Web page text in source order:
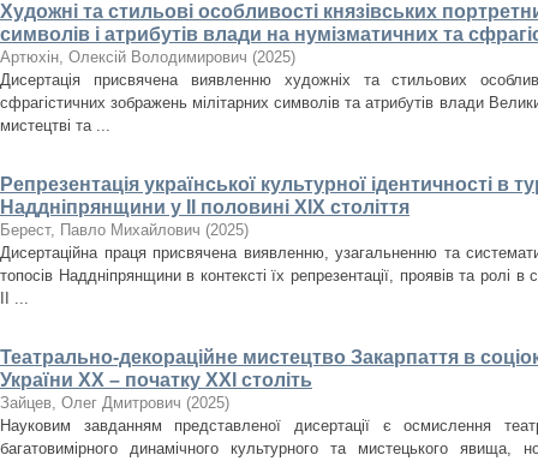
Художні та стильові особливості князівських
символів і атрибутів влади на нумізматичних та
Артюхін, Олексій Володимирович (2025)
Дисертація присвячена виявленню художніх та стильових
сфрагістичних зображень мілітарних символів та атрибутів влади
мистецтві та ...
Репрезентація української культурної ідентичності в
Наддніпрянщини у ІІ половині XIX століття
Берест, Павло Михайлович (2025)
Дисертаційна праця присвячена виявленню, узагальненню та
топосів Наддніпрянщини в контексті їх репрезентації, проявів та ролі в
ІІ ...
Театрально-декораційне мистецтво Закарпаття в
України ХХ – початку ХХІ століть
Зайцев, Олег Дмитрович (2025)
Науковим завданням представленої дисертації є осмислення
багатовимірного динамічного культурного та мистецького явища,